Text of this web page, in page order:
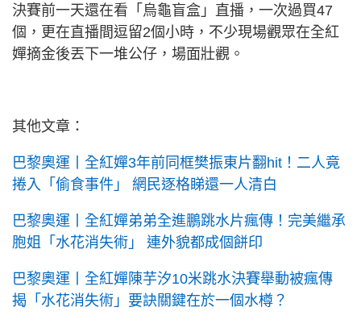
決賽前一天還在看「烏龜盲盒」直播，一次過買47
個，更在直播間逗留2個小時，不少現場觀眾在全紅
嬋摘金後丟下一堆公仔，場面壯觀。
其他文章：
巴黎奧運丨全紅嬋3年前同框樊振東片翻hit！二人竟
捲入「偷食事件」 網民逐格睇還一人清白
巴黎奧運丨全紅嬋弟弟全進鵬跳水片瘋傳！完美繼承
胞姐「水花消失術」 連外貌都成個餅印
巴黎奧運丨全紅嬋陳芋汐10米跳水決賽舉動被瘋傳
揭「水花消失術」要訣關鍵在於一個水樽？